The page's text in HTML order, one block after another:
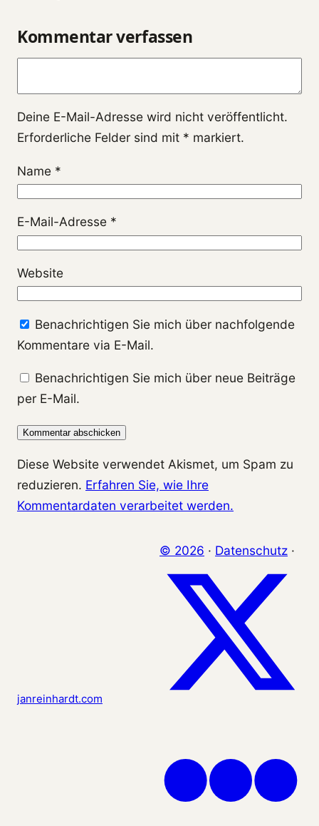
Kommentar verfassen
Deine E-Mail-Adresse wird nicht veröffentlicht.
Erforderliche Felder sind mit * markiert.
Name *
E-Mail-Adresse *
Website
Benachrichtigen Sie mich über nachfolgende
Kommentare via E-Mail.
Benachrichtigen Sie mich über neue Beiträge
per E-Mail.
Diese Website verwendet Akismet, um Spam zu
reduzieren. Erfahren Sie, wie Ihre
Kommentardaten verarbeitet werden.
janreinhardt.com
© 2026 · Datenschutz ·